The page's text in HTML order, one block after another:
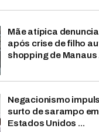
Mãe atípica
após crise de filho
shopping de Manaus
Negacionismo
surto de sarampo
Estados Unidos ...